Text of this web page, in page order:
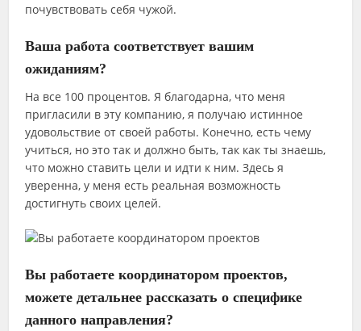
почувствовать себя чужой.
Ваша работа соответствует вашим
ожиданиям?
На все 100 процентов. Я благодарна, что меня
пригласили в эту компанию, я получаю истинное
удовольствие от своей работы. Конечно, есть чему
учиться, но это так и должно быть, так как ты знаешь,
что можно ставить цели и идти к ним. Здесь я
уверенна, у меня есть реальная возможность
достигнуть своих целей.
Вы работаете координатором проектов,
можете детальнее рассказать о специфике
данного направления?